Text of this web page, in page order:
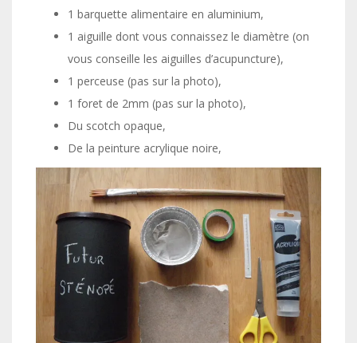
1 barquette alimentaire en aluminium,
1 aiguille dont vous connaissez le diamètre (on
vous conseille les aiguilles d’acupuncture),
1 perceuse (pas sur la photo),
1 foret de 2mm (pas sur la photo),
Du scotch opaque,
De la peinture acrylique noire,